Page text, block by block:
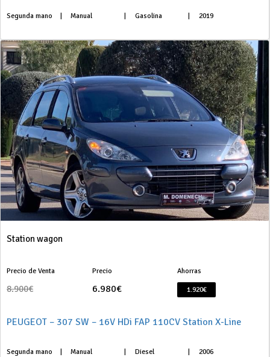
Segunda mano Manual Gasolina 2019
Station wagon
Precio de Venta
8.900€
Precio
6.980€
Ahorras
1.920€
PEUGEOT – 307 SW – 16V HDi FAP 110CV Station X-Line
Segunda mano Manual Diesel 2006